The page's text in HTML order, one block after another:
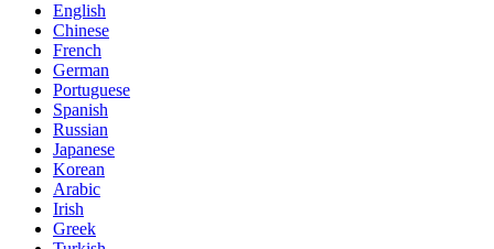
English
Chinese
French
German
Portuguese
Spanish
Russian
Japanese
Korean
Arabic
Irish
Greek